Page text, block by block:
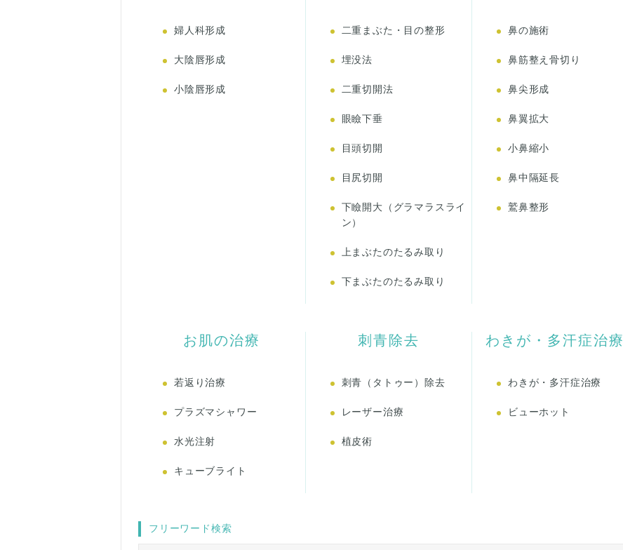
婦人科形成
大陰唇形成
小陰唇形成
二重まぶた・目の整形
埋没法
二重切開法
眼瞼下垂
目頭切開
目尻切開
下瞼開大（グラマラスライ
ン）
上まぶたのたるみ取り
下まぶたのたるみ取り
鼻の施術
鼻筋整え骨切り
鼻尖形成
鼻翼拡大
小鼻縮小
鼻中隔延長
鷲鼻整形
お肌の治療
若返り治療
プラズマシャワー
水光注射
キューブライト
刺青除去
刺青（タトゥー）除去
レーザー治療
植皮術
わきが・多汗症治療
わきが・多汗症治療
ビューホット
フリーワード検索